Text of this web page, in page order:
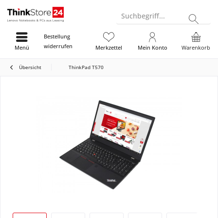
Suchbegriff...
Bestellung
widerrufen
Warenkorb
Merkzettel Mein Konto
Menü
Übersicht ThinkPad T570